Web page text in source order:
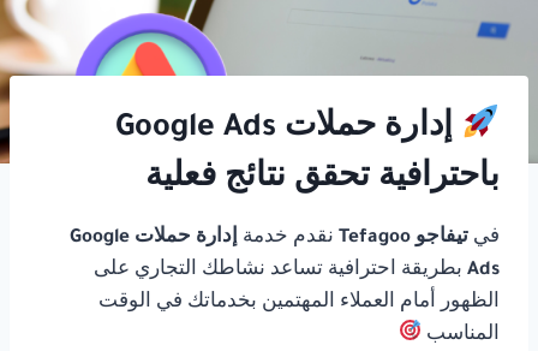
إدارة حملات Google Ads
باحترافية تحقق نتائج فعلية
في تيفاجو Tefagoo نقدم خدمة
إدارة حملات Google
Ads بطريقة احترافية تساعد نشاطك التجاري على
الظهور أمام العملاء المهتمين بخدماتك في الوقت
المناسب